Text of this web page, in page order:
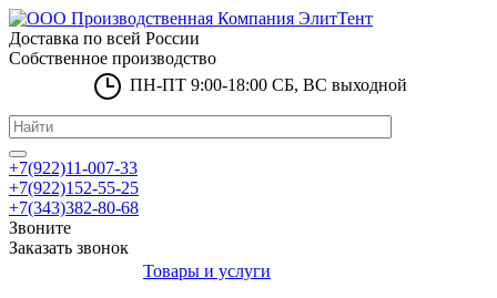
Доставка по всей России
Собственное производство
ПН-ПТ 9:00-18:00 СБ, ВС выходной
+7(922)11-007-33
+7(922)152-55-25
+7(343)382-80-68
Звоните
Заказать звонок
Товары и услуги